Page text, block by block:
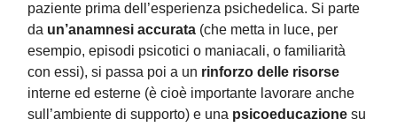
paziente prima dell’esperienza psichedelica. Si parte
da un’anamnesi accurata (che metta in luce, per
esempio, episodi psicotici o maniacali, o familiarità
con essi), si passa poi a un rinforzo delle risorse
interne ed esterne (è cioè importante lavorare anche
sull’ambiente di supporto) e una psicoeducazione su